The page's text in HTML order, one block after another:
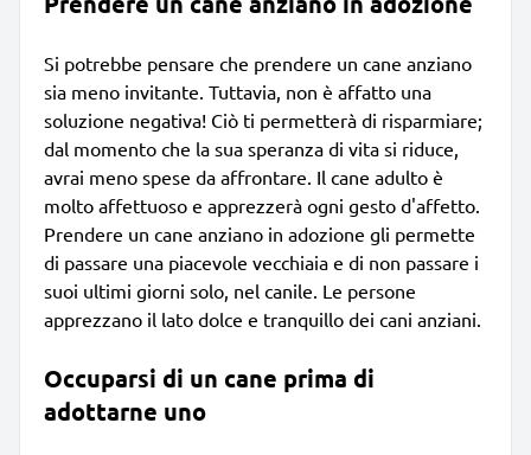
Si potrebbe pensare che prendere un cane anziano
sia meno invitante. Tuttavia, non è affatto una
soluzione negativa! Ciò ti permetterà di risparmiare;
dal momento che la sua speranza di vita si riduce,
avrai meno spese da affrontare. Il cane adulto è
molto affettuoso e apprezzerà ogni gesto d'affetto.
Prendere un cane anziano in adozione gli permette
di passare una piacevole vecchiaia e di non passare i
suoi ultimi giorni solo, nel canile. Le persone
apprezzano il lato dolce e tranquillo dei cani anziani.
Occuparsi di un cane prima di
adottarne uno